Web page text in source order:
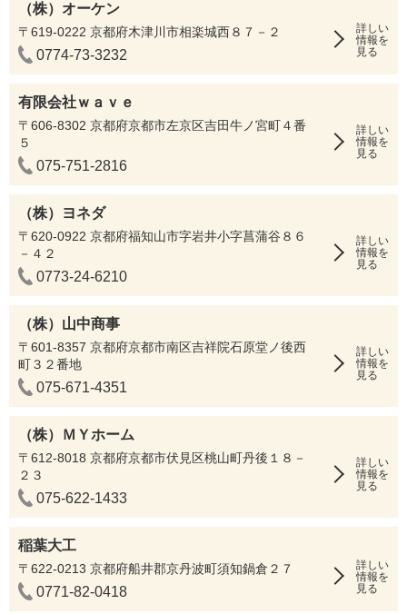
（株）オーケン
〒619-0222 京都府木津川市相楽城西８７－２
0774-73-3232
詳しい
情報を
見る
有限会社ｗａｖｅ
〒606-8302 京都府京都市左京区吉田牛ノ宮町４番
５
075-751-2816
詳しい
情報を
見る
（株）ヨネダ
〒620-0922 京都府福知山市字岩井小字菖蒲谷８６
－４２
0773-24-6210
詳しい
情報を
見る
（株）山中商事
〒601-8357 京都府京都市南区吉祥院石原堂ノ後西
町３２番地
075-671-4351
詳しい
情報を
見る
（株）ＭＹホーム
〒612-8018 京都府京都市伏見区桃山町丹後１８－
２３
075-622-1433
詳しい
情報を
見る
稲葉大工
〒622-0213 京都府船井郡京丹波町須知鍋倉２７
0771-82-0418
詳しい
情報を
見る